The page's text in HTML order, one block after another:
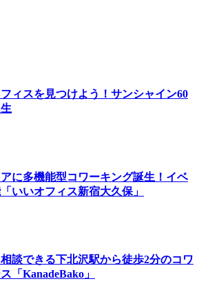
ィスを見つけよう！サンシャイン60
に多機能型コワーキング誕生！イベ
いいオフィス新宿大久保」
談できる下北沢駅から徒歩2分のコワ
「KanadeBako」